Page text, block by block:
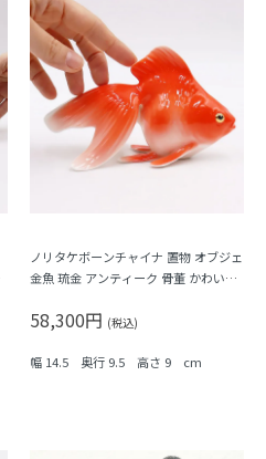
ノリタケボーンチャイナ 置物 オブジェ
金魚 琉金 アンティーク 骨董 かわいい
58,300円 (税込)
幅 14.5 奥行 9.5 高さ 9 cm